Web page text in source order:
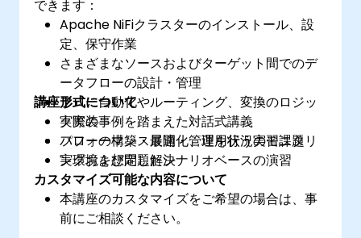
できます：
Apache NiFiクラスターのインストール、設
定、保守作業
さまざまなソースおよびターゲット間でのデ
ータフローの設計・管理
フロー自動化やルーティング、変換のロジッ
ク実装
パフォーマンス最適化、運用状況のモニタリ
ングおよび問題解決
講座形式について
実際の事例を踏まえた対話式講義
フローの構築・展開・管理を行う実習課題
実環境を想定したシナリオベースの演習
カスタマイズ可能な内容について
本講座のカスタマイズをご希望の場合は、事
前にご相談ください。